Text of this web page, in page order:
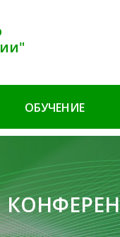
ОБУЧЕНИЕ